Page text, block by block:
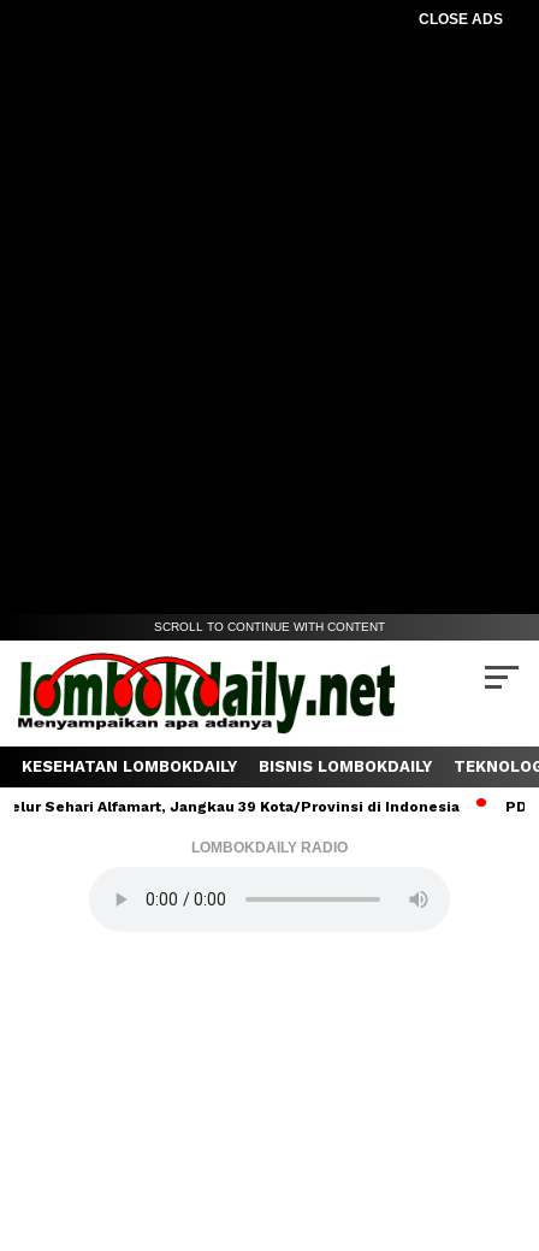
CLOSE ADS
SCROLL TO CONTINUE WITH CONTENT
KESEHATAN LOMBOKDAILY BISNIS LOMBOKDAILY
Sehari Alfamart, Jangkau 39 Kota/Provinsi di Indonesia PDAM
LOMBOKDAILY RADIO